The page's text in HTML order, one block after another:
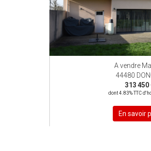
A vendre
44480
313 450
dont 4.83% TTC
En savoir